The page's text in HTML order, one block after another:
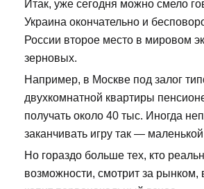
Итак, уже сегодня можно смело
Украина окончательно и
России второе место в мировом
зерновых.
Например, в Москве под залог
двухкомнатной квартиры
получать около 40 тыс. Иногда
заканчивать игру так —
Но гораздо больше тех, кто
возможности, смотрит за рынком,